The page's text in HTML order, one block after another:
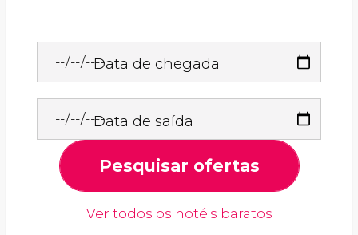
Data de chegada
Data de saída
Pesquisar ofertas
Ver todos os hotéis baratos